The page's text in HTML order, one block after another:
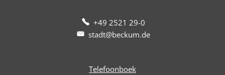
+49 2521 29-0
stadt@beckum.de
Telefoonboek